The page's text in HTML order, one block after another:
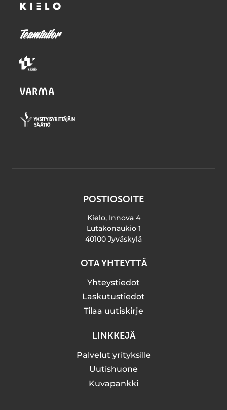
POSTIOSOITE
Kielo, Innova 4
Lutakonaukio 1
40100 Jyväskylä
OTA YHTEYTTÄ
Yhteystiedot
Laskutustiedot
Tilaa uutiskirje
LINKKEJÄ
Palvelut yrityksille
Uutishuone
Kuvapankki